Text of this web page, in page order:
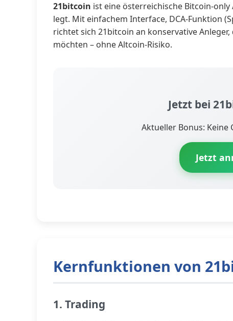
21bitcoin ist eine österreichische Bitcoin-
legt. Mit einfachem Interface, DCA-Funktion
richtet sich 21bitcoin an konservative
möchten – ohne Altcoin-Risiko.
Jetzt bei
Aktueller Bonus:
Jetzt
Kernfunktionen von
1. Trading